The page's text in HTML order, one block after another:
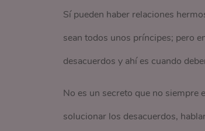
Sí pueden haber relaciones
sean todos unos príncipes; pero
desacuerdos y ahí es cuando
No es un secreto que no siempre
solucionar los desacuerdos,